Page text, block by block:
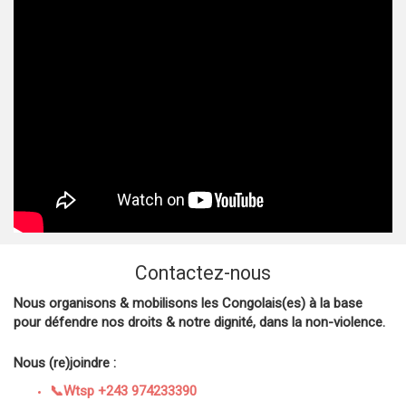
Contactez-nous
Nous organisons & mobilisons les Congolais(es) à la base
pour défendre nos droits & notre dignité, dans la non-violence.
Nous (re)joindre :
📞Wtsp +243 974233390